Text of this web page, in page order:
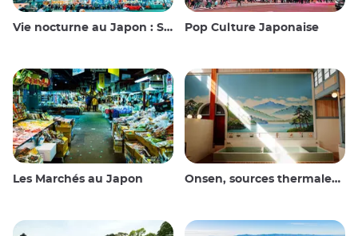
Vie nocturne au Japon : Sortir, voir et boire Pop Culture Japonaise
Les Marchés au Japon Onsen, sources thermales et bains publics